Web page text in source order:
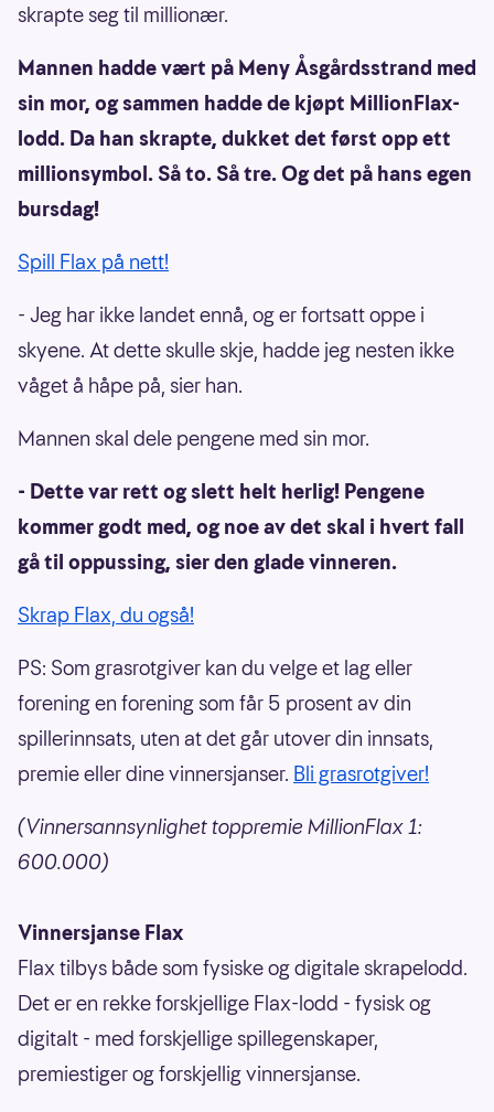
skrapte seg til millionær.
Mannen hadde vært på Meny Åsgårdsstrand med
sin mor, og sammen hadde de kjøpt MillionFlax-
lodd. Da han skrapte, dukket det først opp ett
millionsymbol. Så to. Så tre. Og det på hans egen
bursdag!
Spill Flax på nett!
- Jeg har ikke landet ennå, og er fortsatt oppe i
skyene. At dette skulle skje, hadde jeg nesten ikke
våget å håpe på, sier han.
Mannen skal dele pengene med sin mor.
- Dette var rett og slett helt herlig! Pengene
kommer godt med, og noe av det skal i hvert fall
gå til oppussing, sier den glade vinneren.
Skrap Flax, du også!
PS: Som grasrotgiver kan du velge et lag eller
forening en forening som får 5 prosent av din
spillerinnsats, uten at det går utover din innsats,
premie eller dine vinnersjanser. Bli grasrotgiver!
(Vinnersannsynlighet toppremie MillionFlax 1:
600.000)
Vinnersjanse Flax
Flax tilbys både som fysiske og digitale skrapelodd.
Det er en rekke forskjellige Flax-lodd - fysisk og
digitalt - med forskjellige spillegenskaper,
premiestiger og forskjellig vinnersjanse.